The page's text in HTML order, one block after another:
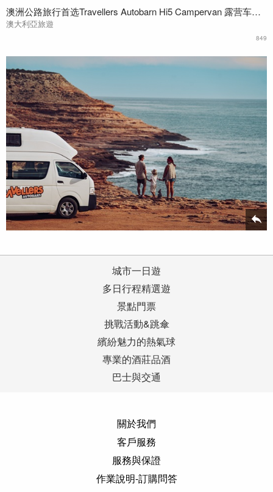
澳洲公路旅行首选Travellers Autobarn Hi5 Campervan 露营车介绍
澳大利亞旅遊
849
城市一日遊
多日行程精選遊
景點門票
挑戰活動&跳傘
繽紛魅力的熱氣球
專業的酒莊品酒
巴士與交通
關於我們
客戶服務
服務與保證
作業說明-訂購問答